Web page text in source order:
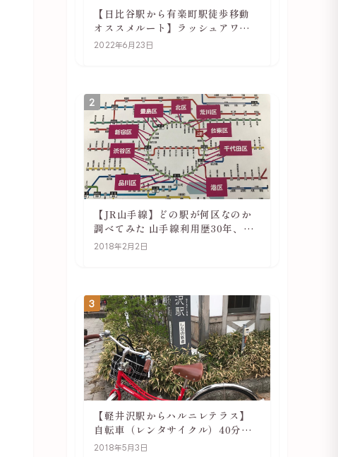
【日比谷駅から有楽町駅徒歩移動
オススメルート】ラッシュアワー
でも快適
2022年6月23日
2
【JR山手線】どの駅が何区なのか
調べてみた 山手線利用歴30年、私
の考察
2018年2月2日
3
【軽井沢駅からハルニレテラス】
自転車（レンタサイクル）40分で
行ける 軽井沢旅行は自転車利用が
2018年5月3日